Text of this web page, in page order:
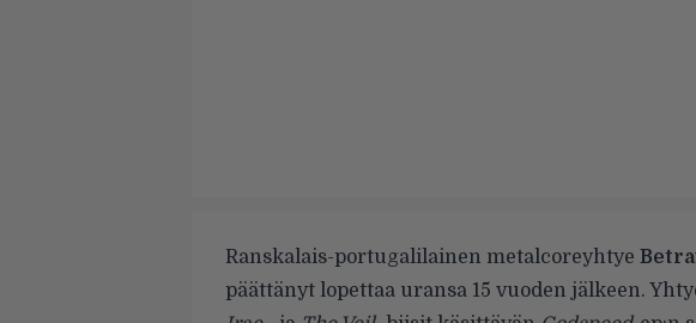
Ranskalais-portugalilainen metalcoreyhtye
päättänyt lopettaa uransa 15 vuoden jälkeen.